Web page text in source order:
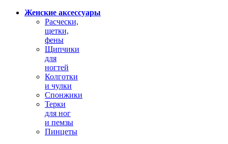
Женские аксессуары
Расчески,
щетки,
фены
Щипчики
для
ногтей
Колготки
и чулки
Спонжики
Терки
для ног
и пемзы
Пинцеты